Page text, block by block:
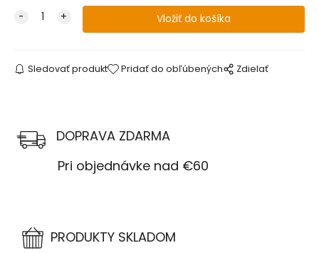
Sledovať produkt Pridať do obľúbených Zdielať
DOPRAVA ZDARMA
Pri objednávke nad €60
PRODUKTY SKLADOM